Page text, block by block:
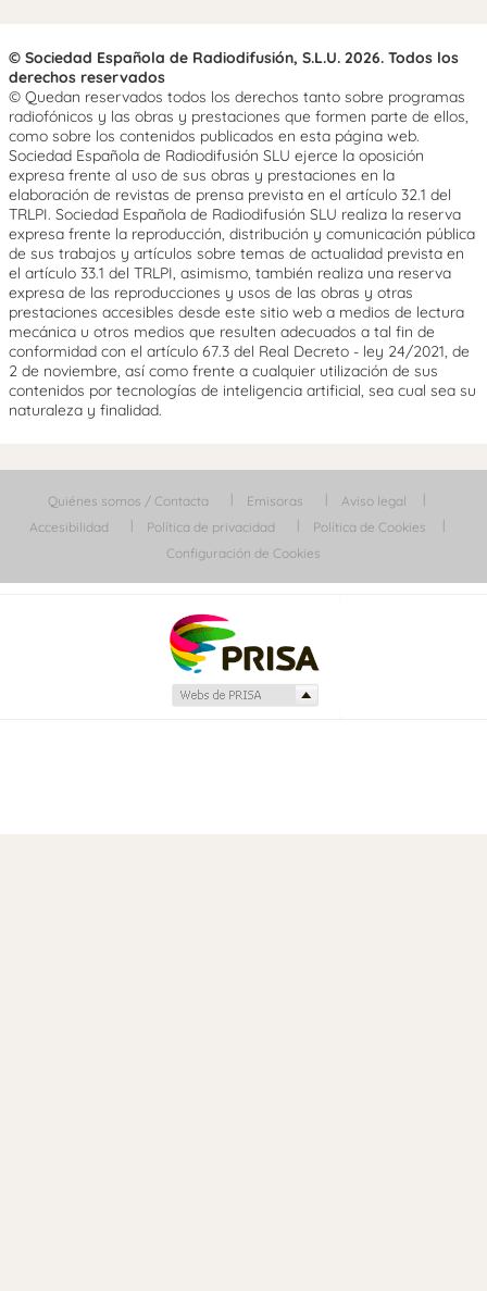
© Sociedad Española de Radiodifusión, S.L.U. 2026. Todos los
derechos reservados
© Quedan reservados todos los derechos tanto sobre programas
radiofónicos y las obras y prestaciones que formen parte de ellos,
como sobre los contenidos publicados en esta página web.
Sociedad Española de Radiodifusión SLU ejerce la oposición
expresa frente al uso de sus obras y prestaciones en la
elaboración de revistas de prensa prevista en el artículo 32.1 del
TRLPI. Sociedad Española de Radiodifusión SLU realiza la reserva
expresa frente la reproducción, distribución y comunicación pública
de sus trabajos y artículos sobre temas de actualidad prevista en
el artículo 33.1 del TRLPI, asimismo, también realiza una reserva
expresa de las reproducciones y usos de las obras y otras
prestaciones accesibles desde este sitio web a medios de lectura
mecánica u otros medios que resulten adecuados a tal fin de
conformidad con el artículo 67.3 del Real Decreto - ley 24/2021, de
2 de noviembre, así como frente a cualquier utilización de sus
contenidos por tecnologías de inteligencia artificial, sea cual sea su
naturaleza y finalidad.
Quiénes somos / Contacta Emisoras
Aviso legal
Accesibilidad
Política de privacidad
Política de Cookies
Configuración de Cookies